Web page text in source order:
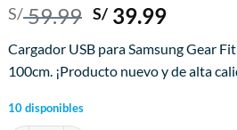
S/59.99 El
original
era:
S/ 39.99El
actual
es:
Cargador USB para Samsung Gear
100cm. ¡Producto nuevo y de alta
10 disponibles